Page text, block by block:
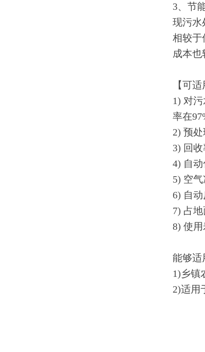
3、节
现污水
相较于
成本也
【可
1) 对
率在
2) 预
3) 回
4) 自动
5) 空
6) 自
7) 占
8) 使
能够适
1)乡镇
2)适用